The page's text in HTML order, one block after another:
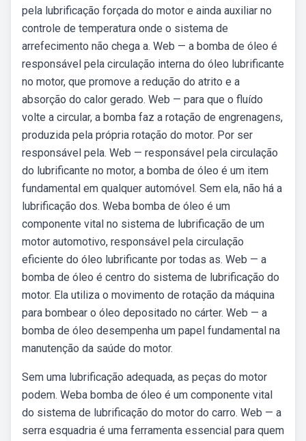
pela lubrificação forçada do motor e ainda auxiliar no
controle de temperatura onde o sistema de
arrefecimento não chega a. Web — a bomba de óleo é
responsável pela circulação interna do óleo lubrificante
no motor, que promove a redução do atrito e a
absorção do calor gerado. Web — para que o fluído
volte a circular, a bomba faz a rotação de engrenagens,
produzida pela própria rotação do motor. Por ser
responsável pela. Web — responsável pela circulação
do lubrificante no motor, a bomba de óleo é um item
fundamental em qualquer automóvel. Sem ela, não há a
lubrificação dos. Weba bomba de óleo é um
componente vital no sistema de lubrificação de um
motor automotivo, responsável pela circulação
eficiente do óleo lubrificante por todas as. Web — a
bomba de óleo é centro do sistema de lubrificação do
motor. Ela utiliza o movimento de rotação da máquina
para bombear o óleo depositado no cárter. Web — a
bomba de óleo desempenha um papel fundamental na
manutenção da saúde do motor.
Sem uma lubrificação adequada, as peças do motor
podem. Weba bomba de óleo é um componente vital
do sistema de lubrificação do motor do carro. Web — a
serra esquadria é uma ferramenta essencial para quem